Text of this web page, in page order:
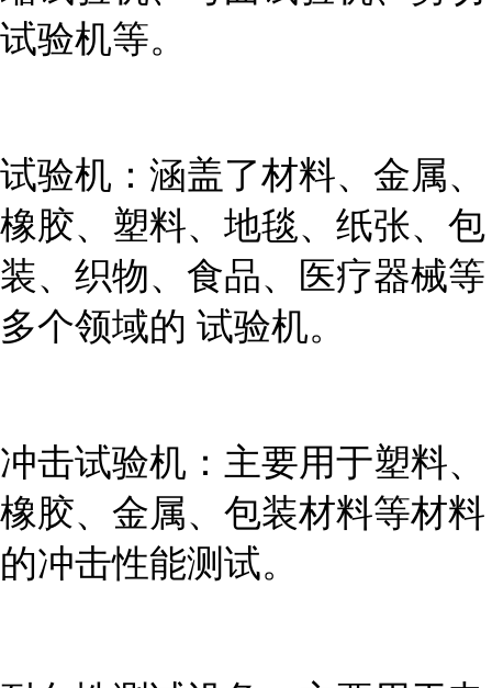
试验机等。
试验机：涵盖了材料、金属、
橡胶、塑料、地毯、纸张、包
装、织物、食品、医疗器械等
多个领域的 试验机。
冲击试验机：主要用于塑料、
橡胶、金属、包装材料等材料
的冲击性能测试。